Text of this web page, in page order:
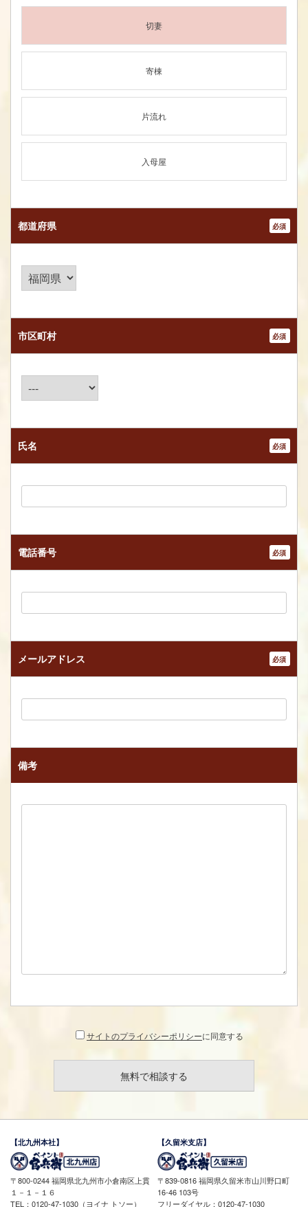
切妻
寄棟
片流れ
入母屋
都道府県 *
市区町村 *
氏名 *
電話番号 *
メールアドレス *
備考
サイトのプライバシーポリシーに同意する
【北九州本社】
〒800-0244 福岡県北九州市小倉南区上貫
１－１－１６
TEL：0120-47-1030（ヨイナ トソー）
【久留米支店】
〒839-0816 福岡県久留米市山川野口町
16-46 103号
フリーダイヤル：0120-47-1030